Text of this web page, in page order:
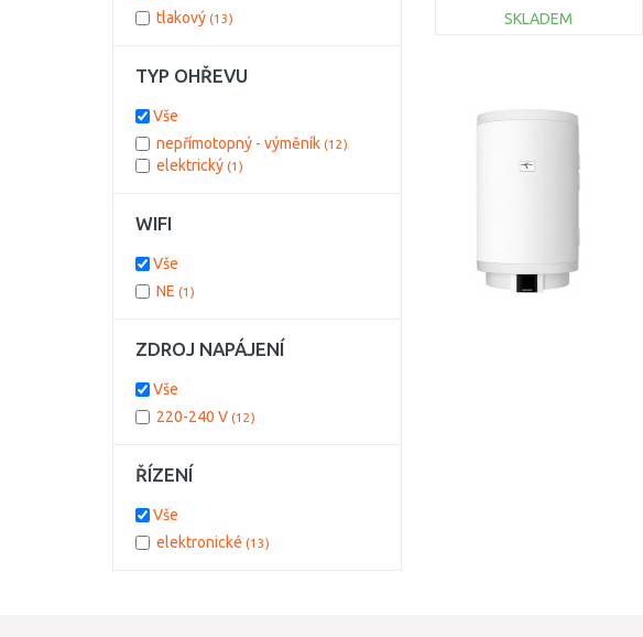
SKLADEM
tlakový (13)
TYP OHŘEVU
Vše
nepřímotopný - výměník (12)
elektrický (1)
WIFI
Vše
NE (1)
ZDROJ NAPÁJENÍ
Vše
220-240 V (12)
ŘÍZENÍ
Vše
elektronické (13)